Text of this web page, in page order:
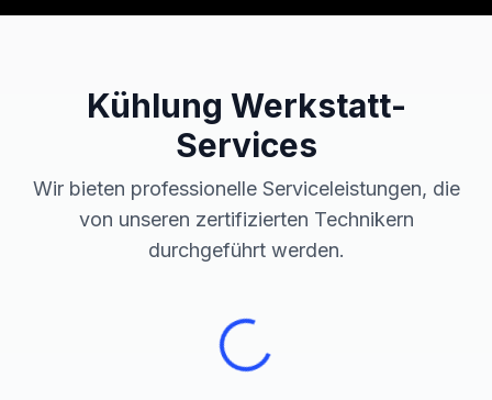
Kühlung Werkstatt-
Services
Wir bieten professionelle Serviceleistungen, die
von unseren zertifizierten Technikern
durchgeführt werden.